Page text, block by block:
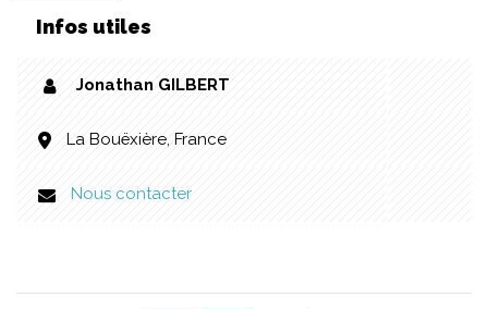
Infos utiles
Jonathan GILBERT
La Bouëxière, France
Nous contacter